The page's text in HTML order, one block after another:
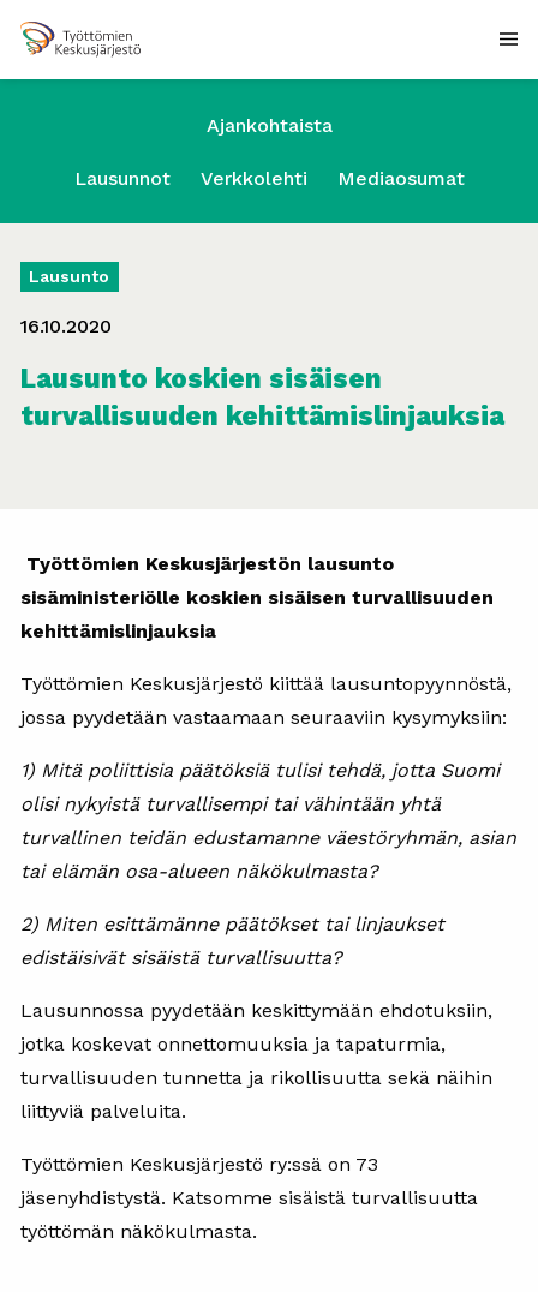
Ajankohtaista
Lausunnot Verkkolehti Mediaosumat
Lausunto
16.10.2020
Lausunto koskien sisäisen
turvallisuuden kehittämislinjauksia
Työttömien Keskusjärjestön lausunto
sisäministeriölle koskien sisäisen turvallisuuden
kehittämislinjauksia
Työttömien Keskusjärjestö kiittää lausuntopyynnöstä,
jossa pyydetään vastaamaan seuraaviin kysymyksiin:
1) Mitä poliittisia päätöksiä tulisi tehdä, jotta Suomi
olisi nykyistä turvallisempi tai vähintään yhtä
turvallinen teidän edustamanne väestöryhmän, asian
tai elämän osa-alueen näkökulmasta?
2) Miten esittämänne päätökset tai linjaukset
edistäisivät sisäistä turvallisuutta?
Lausunnossa pyydetään keskittymään ehdotuksiin,
jotka koskevat onnettomuuksia ja tapaturmia,
turvallisuuden tunnetta ja rikollisuutta sekä näihin
liittyviä palveluita.
Työttömien Keskusjärjestö ry:ssä on 73
jäsenyhdistystä. Katsomme sisäistä turvallisuutta
työttömän näkökulmasta.